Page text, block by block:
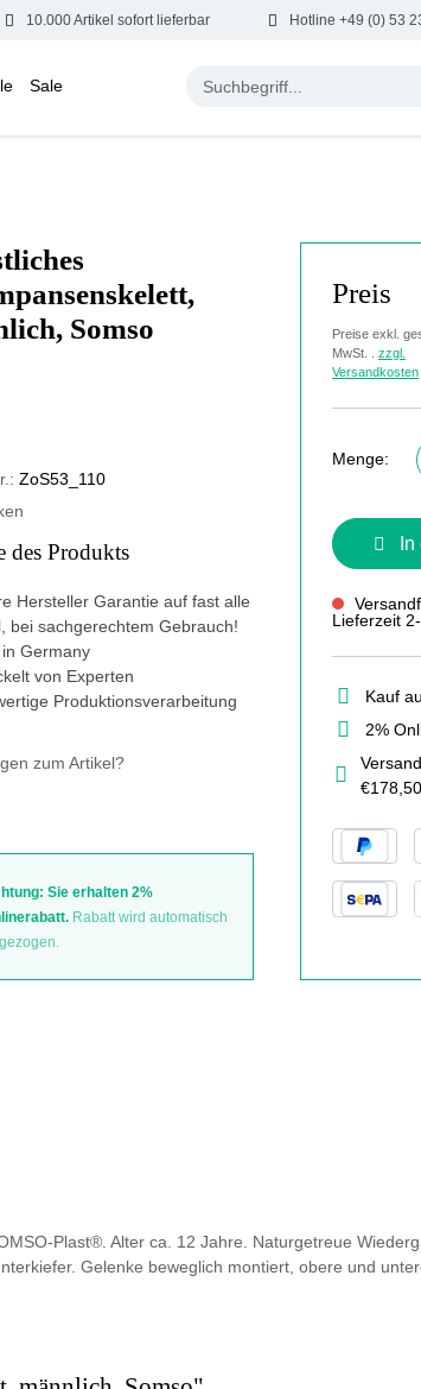
10.000 Artikel sofort lieferbar Hotline +49 (0) 53
Sale
Somso
ZoS53_110
des Produkts
Hersteller Garantie auf fast alle
bei sachgerechtem Gebrauch!
Germany
von Experten
Produktionsverarbeitung
zum Artikel?
Sie erhalten 2%
Rabatt wird automatisch
Preis
Preise exkl.
MwSt. .
zzgl.
Versandkosten
Menge:
Lieferzeit
Kauf
2%
Plast®. Alter ca. 12 Jahre. Naturgetreue
Gelenke beweglich montiert, obere und